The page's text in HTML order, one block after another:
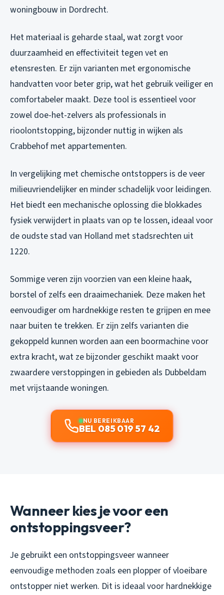
woningbouw in Dordrecht.
Het materiaal is geharde staal, wat zorgt voor
duurzaamheid en effectiviteit tegen vet en
etensresten. Er zijn varianten met ergonomische
handvatten voor beter grip, wat het gebruik veiliger en
comfortabeler maakt. Deze tool is essentieel voor
zowel doe-het-zelvers als professionals in
rioolontstopping, bijzonder nuttig in wijken als
Crabbehof met appartementen.
In vergelijking met chemische ontstoppers is de veer
milieuvriendelijker en minder schadelijk voor leidingen.
Het biedt een mechanische oplossing die blokkades
fysiek verwijdert in plaats van op te lossen, ideaal voor
de oudste stad van Holland met stadsrechten uit
1220.
Sommige veren zijn voorzien van een kleine haak,
borstel of zelfs een draaimechaniek. Deze maken het
eenvoudiger om hardnekkige resten te grijpen en mee
naar buiten te trekken. Er zijn zelfs varianten die
gekoppeld kunnen worden aan een boormachine voor
extra kracht, wat ze bijzonder geschikt maakt voor
zwaardere verstoppingen in gebieden als Dubbeldam
met vrijstaande woningen.
NU BEREIKBAAR
BEL 085 019 57 42
Wanneer kies je voor een
ontstoppingsveer?
Je gebruikt een ontstoppingsveer wanneer
eenvoudige methoden zoals een plopper of vloeibare
ontstopper niet werken. Dit is ideaal voor hardnekkige